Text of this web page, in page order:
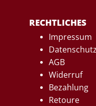
RECHTLICHES
Impressum
Datenschutz
AGB
Widerruf
Bezahlung
Retoure